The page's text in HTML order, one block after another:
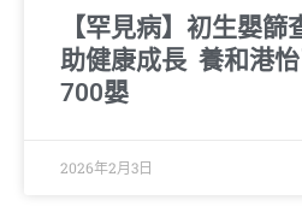
【罕見病】初生嬰
助健康成長 養和港
700嬰
2026年2月3日